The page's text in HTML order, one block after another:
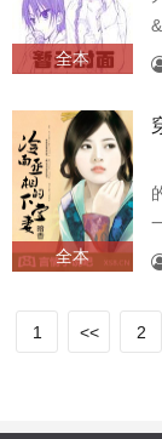
全本
全本
1 << 2